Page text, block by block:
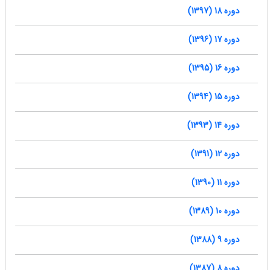
دوره 18 (1397)
دوره 17 (1396)
دوره 16 (1395)
دوره 15 (1394)
دوره 14 (1393)
دوره 12 (1391)
دوره 11 (1390)
دوره 10 (1389)
دوره 9 (1388)